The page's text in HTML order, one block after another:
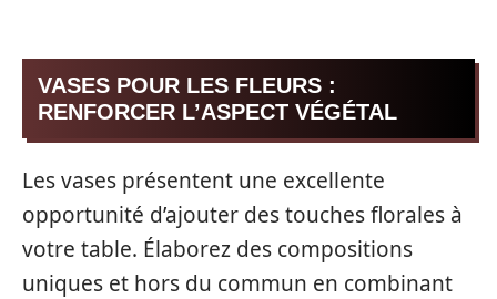
VASES POUR LES FLEURS :
RENFORCER L’ASPECT VÉGÉTAL
Les vases présentent une excellente
opportunité d’ajouter des touches florales à
votre table. Élaborez des compositions
uniques et hors du commun en combinant